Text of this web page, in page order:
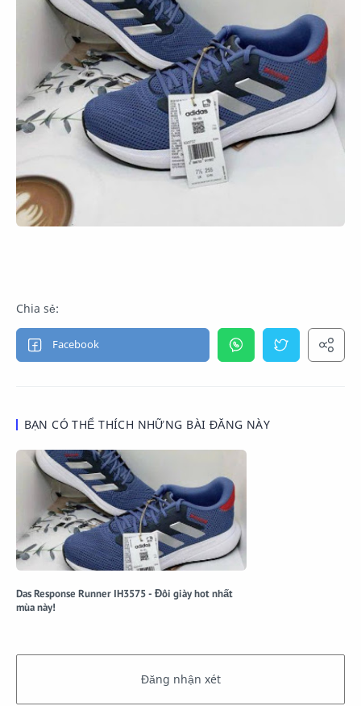
BẠN CÓ THỂ THÍCH NHỮNG BÀI ĐĂNG NÀY
Das Response Runner IH3575 - Đôi giày hot nhất
mùa này!